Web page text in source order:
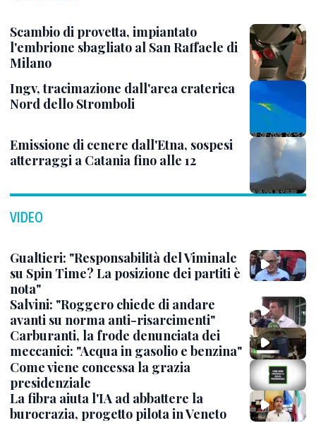
Scambio di provetta, impiantato
l'embrione sbagliato al San Raffaele di
Milano
Ingv, tracimazione dall'area craterica
Nord dello Stromboli
Emissione di cenere dall'Etna, sospesi
atterraggi a Catania fino alle 12
VIDEO
Gualtieri: "Responsabilità del Viminale
su Spin Time? La posizione dei partiti è
nota"
Salvini: "Roggero chiede di andare
avanti su norma anti-risarcimenti"
Carburanti, la frode denunciata dei
meccanici: "Acqua in gasolio e benzina"
Come viene concessa la grazia
presidenziale
La fibra aiuta l'IA ad abbattere la
burocrazia, progetto pilota in Veneto